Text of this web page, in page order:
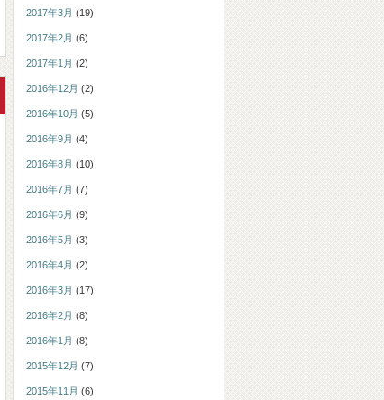
2017年3月 (19)
2017年2月 (6)
2017年1月 (2)
2016年12月 (2)
2016年10月 (5)
2016年9月 (4)
2016年8月 (10)
2016年7月 (7)
2016年6月 (9)
2016年5月 (3)
2016年4月 (2)
2016年3月 (17)
2016年2月 (8)
2016年1月 (8)
2015年12月 (7)
2015年11月 (6)